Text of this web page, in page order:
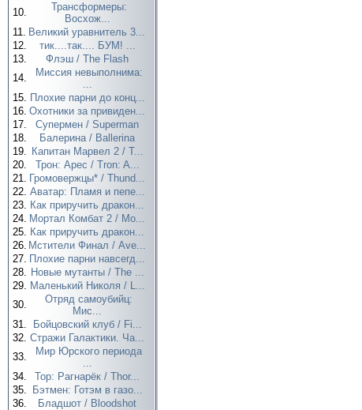
10.
Трансформеры:
Восхож...
11. Великий уравнитель 3...
12.
тик....так.... БУМ! ...
13.
Флэш / The Flash
14.
Миссия невыполнима:
...
15. Плохие парни до конц...
16. Охотники за привиден...
17.
Супермен / Superman
18.
Балерина / Ballerina
19. Капитан Марвел 2 / T...
20.
Трон: Арес / Tron: A...
21. Громовержцы* / Thund...
22. Аватар: Пламя и пепе...
23. Как приручить дракон...
24. Мортал Комбат 2 / Mo...
25. Как приручить дракон...
26. Мстители Финал / Ave...
27. Плохие парни навсегд...
28. Новые мутанты / The ...
29. Маленький Николя / L...
30.
Отряд самоубийц:
Мис...
31.
Бойцовский клуб / Fi...
32. Стражи Галактики. Ча...
33.
Мир Юрского периода
...
34.
Тор: Рагнарёк / Thor...
35.
Бэтмен: Готэм в газо...
36.
Бладшот / Bloodshot